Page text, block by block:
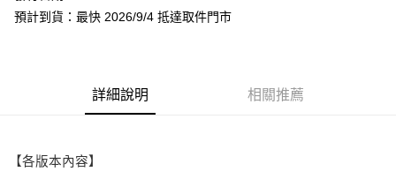
相關說明
１．簡單：不需註冊會員、不需綁卡、不需儲值。
２．便利：只要手機號碼，簡訊認證，即可結帳。
【「AFTEE先享後付」結帳流程】
１．於結帳方式選擇「AFTEE先享後付」後，將跳轉至「AFTEE先享後付」
預計到貨：最快 2026/9/4 抵達取件門市
詳細說明 相關推薦
【各版本內容】